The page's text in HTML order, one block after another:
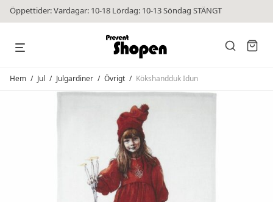
Öppettider: Vardagar: 10-18 Lördag: 10-13 Söndag STÄNGT
Hem / Jul / Julgardiner / Övrigt / Kökshandduk Idun